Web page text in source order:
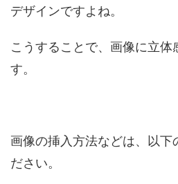
デザインですよね。
こうすることで、画像に立体
す。
画像の挿入方法などは、以下
ださい。